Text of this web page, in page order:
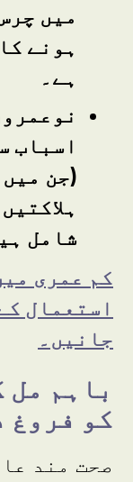
میں
ہونے
ہے۔
اسباب
(جن میں
شامل
کم عمری
استعمال
جانیں۔
باہم
کو فروغ
صحت مند